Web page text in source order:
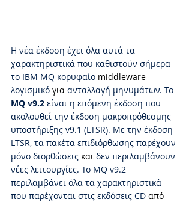
Η νέα έκδοση έχει όλα αυτά τα
χαρακτηριστικά που καθιστούν σήμερα
το IBM MQ κορυφαίο middleware
λογισμικό για ανταλλαγή μηνυμάτων. Το
MQ v9.2 είναι η επόμενη έκδοση που
ακολουθεί την έκδοση μακροπρόθεσμης
υποστήριξης v9.1 (LTSR). Με την έκδοση
LTSR, τα πακέτα επιδιόρθωσης παρέχουν
μόνο διορθώσεις και δεν περιλαμβάνουν
νέες λειτουργίες. Το MQ v9.2
περιλαμβάνει όλα τα χαρακτηριστικά
που παρέχονται στις εκδόσεις CD από